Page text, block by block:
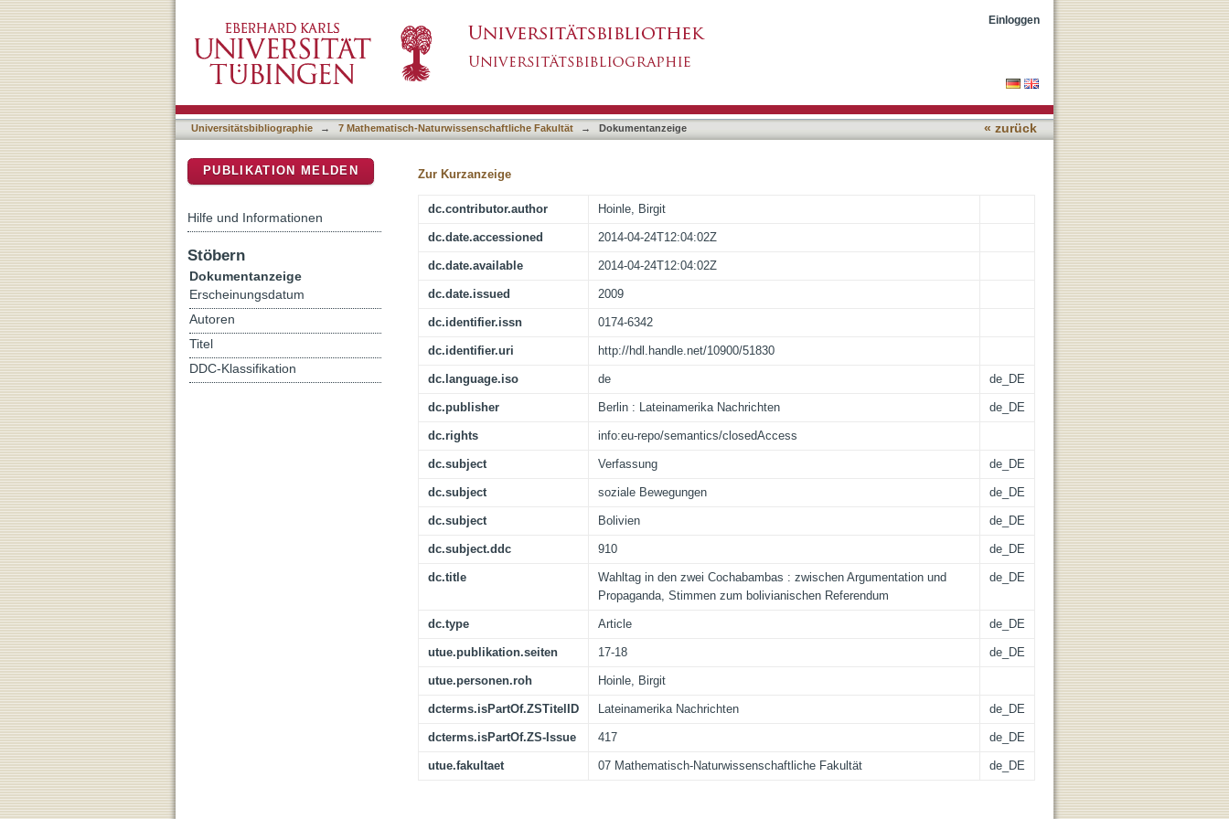
Wahltag in den zwei Cochabambas : zwischen Argumentation und Propaganda, Stimmen zum
bolivianischen Referendum
Einloggen
Universitätsbibliographie → 7 Mathematisch-Naturwissenschaftliche Fakultät → Dokumentanzeige « zurück
Zur Kurzanzeige
dc.contributor.author Hoinle, Birgit
dc.date.accessioned 2014-04-24T12:04:02Z
dc.date.available 2014-04-24T12:04:02Z
dc.date.issued 2009
dc.identifier.issn 0174-6342
dc.identifier.uri http://hdl.handle.net/10900/51830
dc.language.iso de de_DE
dc.publisher Berlin : Lateinamerika Nachrichten de_DE
dc.rights info:eu-repo/semantics/closedAccess
dc.subject Verfassung de_DE
dc.subject soziale Bewegungen de_DE
dc.subject Bolivien de_DE
dc.subject.ddc 910 de_DE
dc.title
Wahltag in den zwei Cochabambas : zwischen Argumentation und
Propaganda, Stimmen zum bolivianischen Referendum
de_DE
dc.type Article de_DE
utue.publikation.seiten 17-18 de_DE
utue.personen.roh Hoinle, Birgit
dcterms.isPartOf.ZSTitelID Lateinamerika Nachrichten de_DE
dcterms.isPartOf.ZS-Issue 417 de_DE
utue.fakultaet 07 Mathematisch-Naturwissenschaftliche Fakultät de_DE
PUBLIKATION MELDEN
Hilfe und Informationen
Stöbern
Dokumentanzeige
Erscheinungsdatum
Autoren
Titel
DDC-Klassifikation